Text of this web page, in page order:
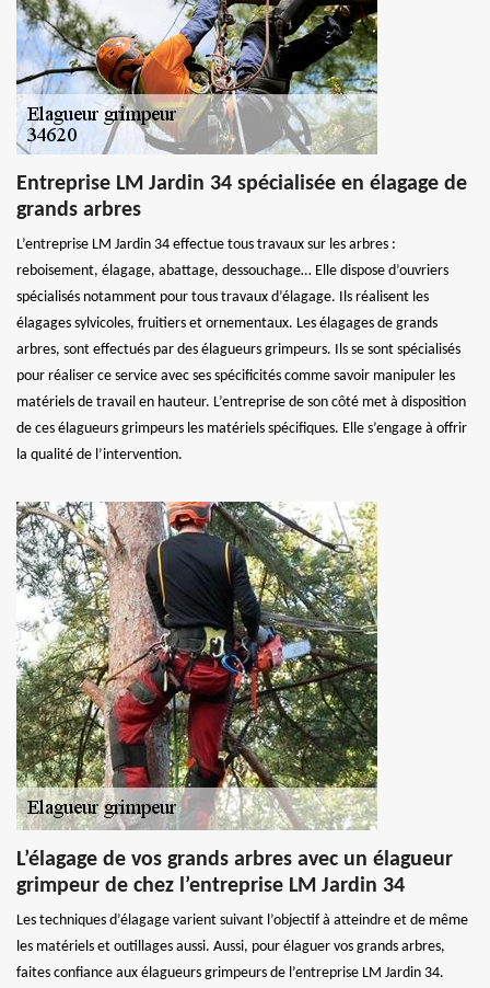
Entreprise LM Jardin 34 spécialisée en élagage de
grands arbres
L’entreprise LM Jardin 34 effectue tous travaux sur les arbres :
reboisement, élagage, abattage, dessouchage… Elle dispose d’ouvriers
spécialisés notamment pour tous travaux d’élagage. Ils réalisent les
élagages sylvicoles, fruitiers et ornementaux. Les élagages de grands
arbres, sont effectués par des élagueurs grimpeurs. Ils se sont spécialisés
pour réaliser ce service avec ses spécificités comme savoir manipuler les
matériels de travail en hauteur. L’entreprise de son côté met à disposition
de ces élagueurs grimpeurs les matériels spécifiques. Elle s’engage à offrir
la qualité de l’intervention.
L’élagage de vos grands arbres avec un élagueur
grimpeur de chez l’entreprise LM Jardin 34
Les techniques d’élagage varient suivant l’objectif à atteindre et de même
les matériels et outillages aussi. Aussi, pour élaguer vos grands arbres,
faites confiance aux élagueurs grimpeurs de l’entreprise LM Jardin 34.